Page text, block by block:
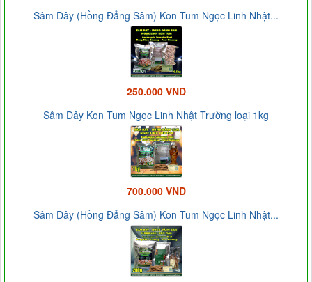
Sâm Dây (Hồng Đẳng Sâm) Kon Tum Ngọc Linh Nhật...
250.000 VND
Sâm Dây Kon Tum Ngọc Linh Nhật Trường loại 1kg
700.000 VND
Sâm Dây (Hồng Đẳng Sâm) Kon Tum Ngọc Linh Nhật...